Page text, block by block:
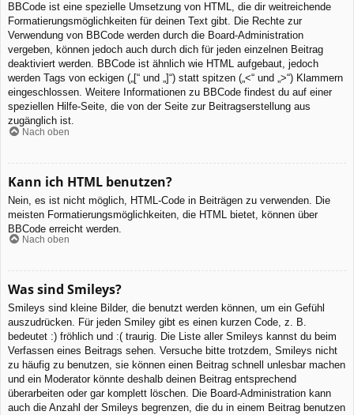
BBCode ist eine spezielle Umsetzung von HTML, die dir weitreichende
Formatierungsmöglichkeiten für deinen Text gibt. Die Rechte zur
Verwendung von BBCode werden durch die Board-Administration
vergeben, können jedoch auch durch dich für jeden einzelnen Beitrag
deaktiviert werden. BBCode ist ähnlich wie HTML aufgebaut, jedoch
werden Tags von eckigen („[“ und „]“) statt spitzen („<“ und „>“) Klammern
eingeschlossen. Weitere Informationen zu BBCode findest du auf einer
speziellen Hilfe-Seite, die von der Seite zur Beitragserstellung aus
zugänglich ist.
Nach oben
Kann ich HTML benutzen?
Nein, es ist nicht möglich, HTML-Code in Beiträgen zu verwenden. Die
meisten Formatierungsmöglichkeiten, die HTML bietet, können über
BBCode erreicht werden.
Nach oben
Was sind Smileys?
Smileys sind kleine Bilder, die benutzt werden können, um ein Gefühl
auszudrücken. Für jeden Smiley gibt es einen kurzen Code, z. B.
bedeutet :) fröhlich und :( traurig. Die Liste aller Smileys kannst du beim
Verfassen eines Beitrags sehen. Versuche bitte trotzdem, Smileys nicht
zu häufig zu benutzen, sie können einen Beitrag schnell unlesbar machen
und ein Moderator könnte deshalb deinen Beitrag entsprechend
überarbeiten oder gar komplett löschen. Die Board-Administration kann
auch die Anzahl der Smileys begrenzen, die du in einem Beitrag benutzen